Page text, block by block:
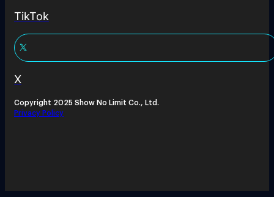
TikTok
X
Copyright 2025 Show No Limit Co., Ltd.
Privacy Policy